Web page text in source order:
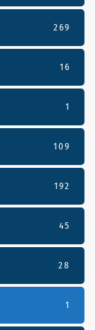
269
16
1
109
192
45
28
1